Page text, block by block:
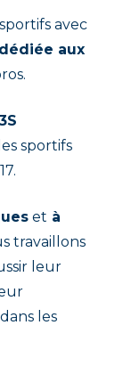
avec
aux
les sportifs
et à
travaillons
leur
les